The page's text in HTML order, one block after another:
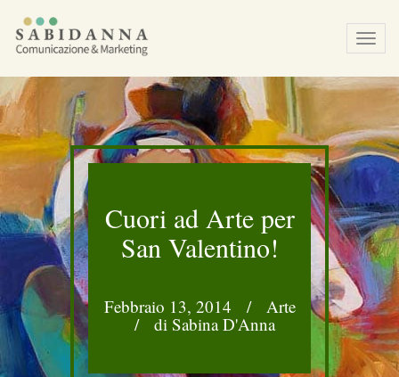
Cuori ad Arte per
San Valentino!
Febbraio 13, 2014 / Arte
/ di Sabina D'Anna